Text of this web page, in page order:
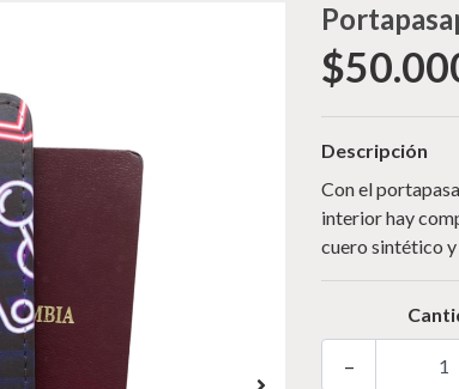
Descripción
Con el
interior hay
cuero sintético
-